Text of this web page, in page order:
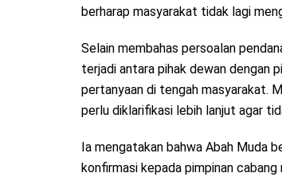
berharap masyarakat tidak lagi
Selain membahas persoalan
terjadi antara pihak dewan dengan
pertanyaan di tengah masyarakat.
perlu diklarifikasi lebih lanjut agar
Ia mengatakan bahwa Abah Muda
konfirmasi kepada pimpinan